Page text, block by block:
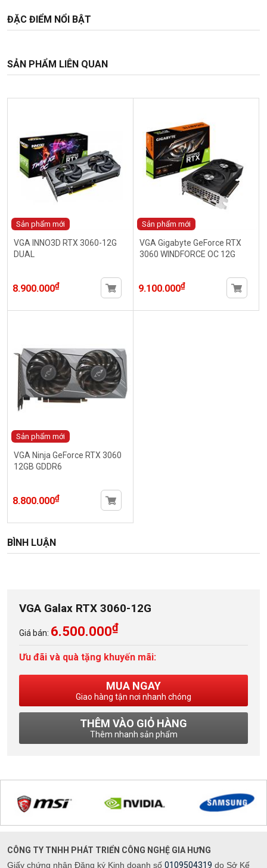
ĐẶC ĐIỂM NỔI BẬT
SẢN PHẨM LIÊN QUAN
Sản phẩm mới
VGA INNO3D RTX 3060-12G
DUAL
8.900.000₫
Sản phẩm mới
VGA Gigabyte GeForce RTX
3060 WINDFORCE OC 12G
9.100.000₫
Sản phẩm mới
VGA Ninja GeForce RTX 3060
12GB GDDR6
8.800.000₫
BÌNH LUẬN
VGA Galax RTX 3060-12G
Giá bán: 6.500.000₫
Ưu đãi và quà tặng khuyến mãi:
MUA NGAY
Giao hàng tận nơi nhanh chóng
THÊM VÀO GIỎ HÀNG
Thêm nhanh sản phẩm
CÔNG TY TNHH PHÁT TRIỂN CÔNG NGHỆ GIA HƯNG
Giấy chứng nhận Đăng ký Kinh doanh số 0109504319 do Sở Kế